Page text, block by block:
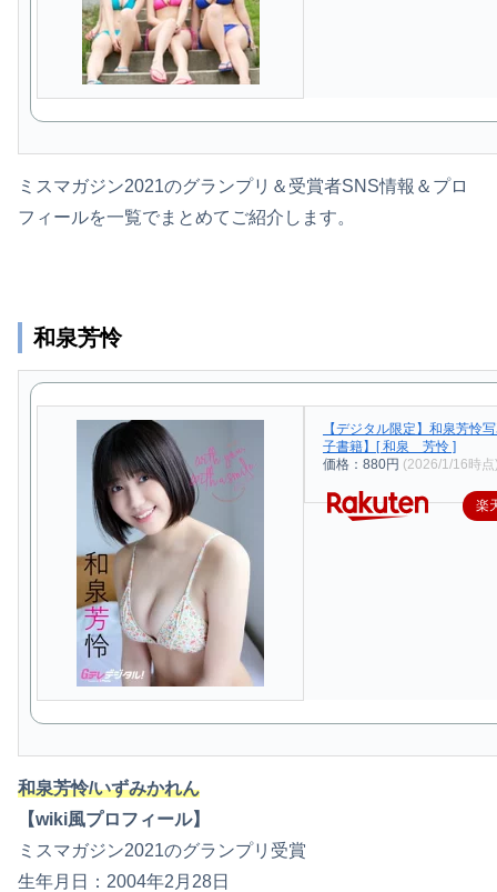
ミスマガジン2021のグランプリ＆受賞者SNS情報＆プロ
フィールを一覧でまとめてご紹介します。
和泉芳怜
【デジタル限定】和泉芳怜
子書籍】[ 和泉 芳怜 ]
価格：880円 (2026/1/16時点
楽
和泉芳怜/いずみかれん
【wiki風プロフィール】
ミスマガジン2021のグランプリ受賞
生年月日：2004年2月28日